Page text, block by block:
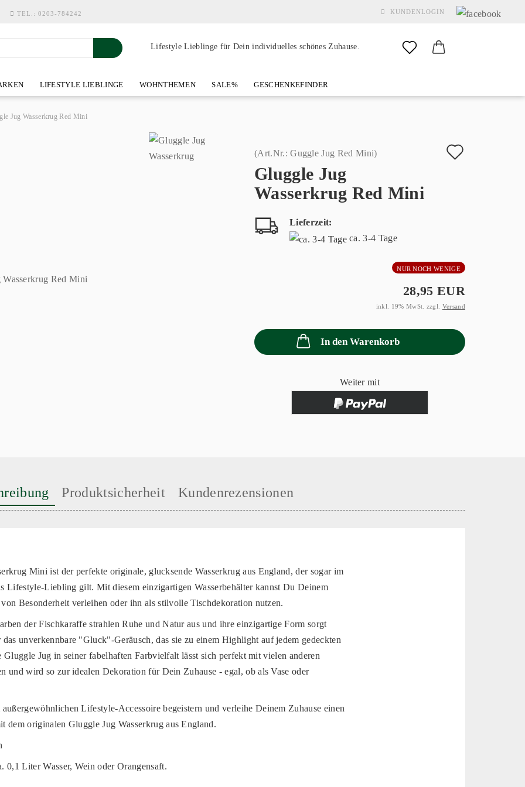
KUNDENLOGIN
Konto erstellen
Passwort vergessen?
TEL.: 0203-784242
Lifestyle Lieblinge für Dein individuelles schönes Zuhause.
LIFESTYLE LIEBLINGE WOHNTHEMEN SALE% GESCHENKEFINDER
Jug Wasserkrug Red Mini
(Art.Nr.:Guggle Jug Red Mini)
Gluggle Jug
Wasserkrug Red Mini
Lieferzeit:
ca. 3-4 Tage
NUR NOCH WENIGE
28,95 EUR
inkl. 19% MwSt. zzgl. Versand
In den Warenkorb
Weiter mit
Produktsicherheit Kundenrezensionen
Mini ist der perfekte originale, glucksende Wasserkrug aus England, der sogar im
Lifestyle-Liebling gilt. Mit diesem einzigartigen Wasserbehälter kannst Du Deinem
Besonderheit verleihen oder ihn als stilvolle Tischdekoration nutzen.
der Fischkaraffe strahlen Ruhe und Natur aus und ihre einzigartige Form sorgt
unverkennbare "Gluck"-Geräusch, das sie zu einem Highlight auf jedem gedeckten
Gluggle Jug in seiner fabelhaften Farbvielfalt lässt sich perfekt mit vielen anderen
und wird so zur idealen Dekoration für Dein Zuhause - egal, ob als Vase oder
Lifestyle-Accessoire begeistern und verleihe Deinem Zuhause einen
dem originalen Gluggle Jug Wasserkrug aus England.
0,1 Liter Wasser, Wein oder Orangensaft.